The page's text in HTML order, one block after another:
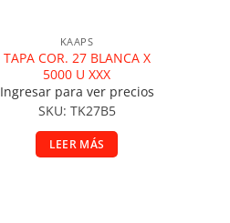
KAAPS
TAPA COR. 27 BLANCA X
5000 U XXX
Ingresar para ver precios
SKU: TK27B5
LEER MÁS